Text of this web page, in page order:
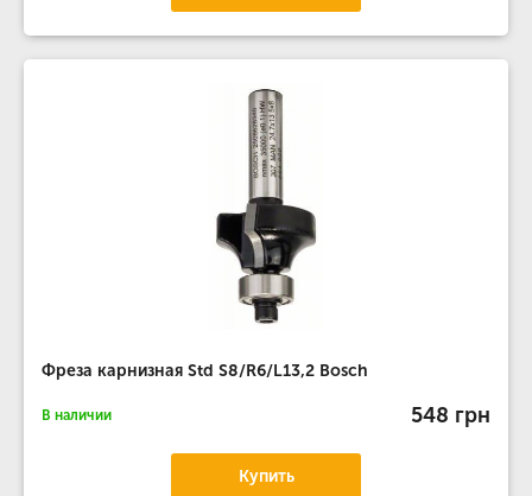
Фреза карнизная Std S8/R6/L13,2 Bosch
В наличии 548 грн
Купить